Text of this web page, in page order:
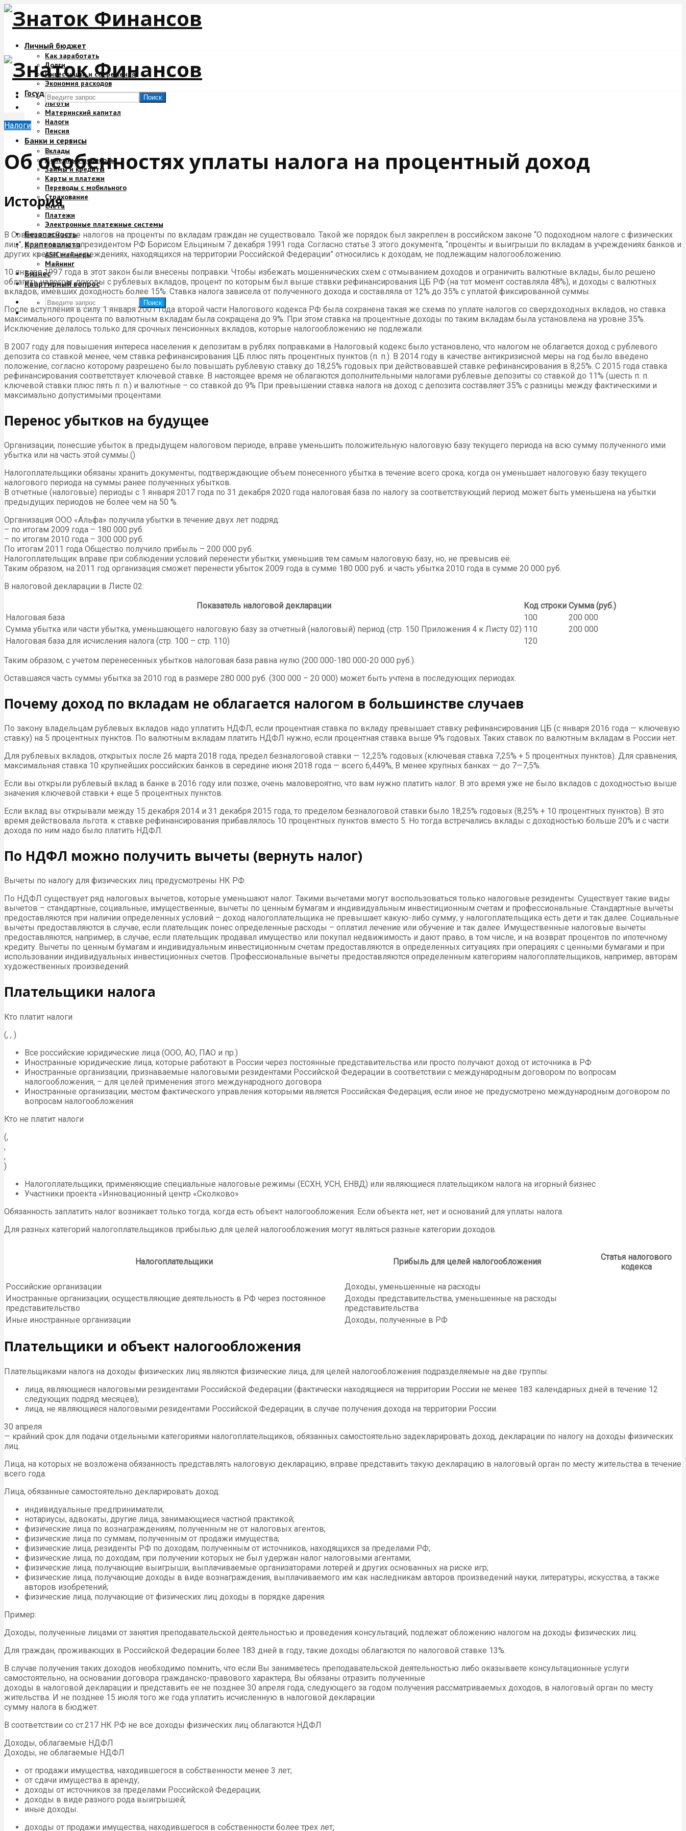
Личный бюджет
Как заработать
Долги
Инвестиции и сбережения
Экономия расходов
Государство и деньги
Льготы
Материнский капитал
Налоги
Пенсия
Банки и сервисы
Вклады
Денежные переводы
Займы и кредиты
Карты и платежи
Переводы с мобильного
Страхование
Счета
Платежи
Электронные платежные системы
Безопасность
Криптовалюта
ASIC майнеры
Майнинг
Бизнес
Квартирный вопрос
Поиск
Поиск
Налоги
Об особенностях уплаты налога на процентный доход
История
В Советском Союзе налогов на проценты по вкладам граждан не существовало. Такой же порядок был закреплен в российском законе “О подоходном налоге с физических
лиц”, подписанным президентом РФ Борисом Ельциным 7 декабря 1991 года. Согласно статье 3 этого документа, “проценты и выигрыши по вкладам в учреждениях банков и
других кредитных учреждениях, находящихся на территории Российской Федерации” относились к доходам, не подлежащим налогообложению.
10 января 1997 года в этот закон были внесены поправки. Чтобы избежать мошеннических схем с отмыванием доходов и ограничить валютные вклады, было решено
облагать налогом: доходы с рублевых вкладов, процент по которым был выше ставки рефинансирования ЦБ РФ (на тот момент составляла 48%), и доходы с валютных
вкладов, имевших доходность более 15%. Ставка налога зависела от полученного дохода и составляла от 12% до 35% с уплатой фиксированной суммы.
После вступления в силу 1 января 2001 года второй части Налогового кодекса РФ была сохранена такая же схема по уплате налогов со сверхдоходных вкладов, но ставка
максимального процента по валютным вкладам была сокращена до 9%. При этом ставка на процентные доходы по таким вкладам была установлена на уровне 35%.
Исключение делалось только для срочных пенсионных вкладов, которые налогообложению не подлежали.
В 2007 году для повышения интереса населения к депозитам в рублях поправками в Налоговый кодекс было установлено, что налогом не облагается доход с рублевого
депозита со ставкой менее, чем ставка рефинансирования ЦБ плюс пять процентных пунктов (п. п.). В 2014 году в качестве антикризисной меры на год было введено
положение, согласно которому разрешено было повышать рублевую ставку до 18,25% годовых при действовавшей ставке рефинансирования в 8,25%. С 2015 года ставка
рефинансирования соответствует ключевой ставке. В настоящее время не облагаются дополнительными налогами рублевые депозиты со ставкой до 11% (шесть п. п.
ключевой ставки плюс пять п. п.) и валютные – со ставкой до 9% При превышении ставка налога на доход с депозита составляет 35% с разницы между фактическими и
максимально допустимыми процентами.
Перенос убытков на будущее
Организации, понесшие убыток в предыдущем налоговом периоде, вправе уменьшить положительную налоговую базу текущего периода на всю сумму полученного ими
убытка или на часть этой суммы.()
Налогоплательщики обязаны хранить документы, подтверждающие объем понесенного убытка в течение всего срока, когда он уменьшает налоговую базу текущего
налогового периода на суммы ранее полученных убытков.
В отчетные (налоговые) периоды с 1 января 2017 года по 31 декабря 2020 года налоговая база по налогу за соответствующий период может быть уменьшена на убытки
предыдущих периодов не более чем на 50 %.
Организация ООО «Альфа» получила убытки в течение двух лет подряд:
– по итогам 2009 года – 180 000 руб.
– по итогам 2010 года – 300 000 руб.
По итогам 2011 года Общество получило прибыль – 200 000 руб.
Налогоплательщик вправе при соблюдении условий перенести убытки, уменьшив тем самым налоговую базу, но, не превысив её.
Таким образом, на 2011 год организация сможет перенести убыток 2009 года в сумме 180 000 руб. и часть убытка 2010 года в сумме 20 000 руб.
В налоговой декларации в Листе 02:
Показатель налоговой декларации
Код строки Сумма (руб.)
Налоговая база
100
200 000
Сумма убытка или части убытка, уменьшающего налоговую базу за отчетный (налоговый) период (стр. 150 Приложения 4 к Листу 02) 110
200 000
Налоговая база для исчисления налога (стр. 100 – стр. 110)
120
Таким образом, с учетом перенесенных убытков налоговая база равна нулю (200 000-180 000-20 000 руб.).
Оставшаяся часть суммы убытка за 2010 год в размере 280 000 руб. (300 000 – 20 000) может быть учтена в последующих периодах.
Почему доход по вкладам не облагается налогом в большинстве случаев
По закону владельцам рублевых вкладов надо уплатить НДФЛ, если процентная ставка по вкладу превышает ставку рефинансирования ЦБ (с января 2016 года — ключевую
ставку) на 5 процентных пунктов. По валютным вкладам платить НДФЛ нужно, если процентная ставка выше 9% годовых. Таких ставок по валютным вкладам в России нет.
Для рублевых вкладов, открытых после 26 марта 2018 года, предел безналоговой ставки — 12,25% годовых (ключевая ставка 7,25% + 5 процентных пунктов). Для сравнения,
максимальная ставка 10 крупнейших российских банков в середине июня 2018 года — всего 6,449%, В менее крупных банках — до 7—7,5%.
Если вы открыли рублевый вклад в банке в 2016 году или позже, очень маловероятно, что вам нужно платить налог. В это время уже не было вкладов с доходностью выше
значения ключевой ставки + еще 5 процентных пунктов.
Если вклад вы открывали между 15 декабря 2014 и 31 декабря 2015 года, то пределом безналоговой ставки было 18,25% годовых (8,25% + 10 процентных пунктов). В это
время действовала льгота: к ставке рефинансирования прибавлялось 10 процентных пунктов вместо 5. Но тогда встречались вклады с доходностью больше 20% и с части
дохода по ним надо было платить НДФЛ.
По НДФЛ можно получить вычеты (вернуть налог)
Вычеты по налогу для физических лиц предусмотрены НК РФ.
По НДФЛ существует ряд налоговых вычетов, которые уменьшают налог. Такими вычетами могут воспользоваться только налоговые резиденты. Существует такие виды
вычетов – стандартные, социальные, имущественные, вычеты по ценным бумагам и индивидуальным инвестиционным счетам и профессиональные. Стандартные вычеты
предоставляются при наличии определенных условий – доход налогоплательщика не превышает какую-либо сумму, у налогоплательщика есть дети и так далее. Социальные
вычеты предоставляются в случае, если плательщик понес определенные расходы – оплатил лечение или обучение и так далее. Имущественные налоговые вычеты
предоставляются, например, в случае, если плательщик продавал имущество или покупал недвижимость и дают право, в том числе, и на возврат процентов по ипотечному
кредиту. Вычеты по ценным бумагам и индивидуальным инвестиционным счетам предоставляются в определенных ситуациях при операциях с ценными бумагами и при
использовании индивидуальных инвестиционных счетов. Профессиональные вычеты предоставляются определенным категориям налогоплательщиков, например, авторам
художественных произведений.
Плательщики налога
Кто платит налоги
(, , )
Все российские юридические лица (ООО, АО, ПАО и пр.)
Иностранные юридические лица, которые работают в России через постоянные представительства или просто получают доход от источника в РФ
Иностранные организации, признаваемые налоговыми резидентами Российской Федерации в соответствии с международным договором по вопросам
налогообложения, – для целей применения этого международного договора
Иностранные организации, местом фактического управления которыми является Российская Федерация, если иное не предусмотрено международным договором по
вопросам налогообложения
Кто не платит налоги
(,
,
,
)
Налогоплательщики, применяющие специальные налоговые режимы (ЕСХН, УСН, ЕНВД) или являющиеся плательщиком налога на игорный бизнес
Участники проекта «Инновационный центр «Сколково»
Обязанность заплатить налог возникает только тогда, когда есть объект налогообложения. Если объекта нет, нет и оснований для уплаты налога.
Для разных категорий налогоплательщиков прибылью для целей налогообложения могут являться разные категории доходов.
Налогоплательщики Прибыль для целей налогообложения
Статья налогового
кодекса
Российские организации
Доходы, уменьшенные на расходы
Иностранные организации, осуществляющие деятельность в РФ через постоянное
представительство
Доходы представительства, уменьшенные на расходы
представительства
Иные иностранные организации
Доходы, полученные в РФ
Плательщики и объект налогообложения
Плательщиками налога на доходы физических лиц являются физические лица, для целей налогообложения подразделяемые на две группы:
лица, являющиеся налоговыми резидентами Российской Федерации (фактически находящиеся на территории России не менее 183 календарных дней в течение 12
следующих подряд месяцев);
лица, не являющиеся налоговыми резидентами Российской Федерации, в случае получения дохода на территории России.
30 апреля
— крайний срок для подачи отдельными категориями налогоплательщиков, обязанных самостоятельно задекларировать доход, декларации по налогу на доходы физических
лиц.
Лица, на которых не возложена обязанность представлять налоговую декларацию, вправе представить такую декларацию в налоговый орган по месту жительства в течение
всего года.
Лица, обязанные самостоятельно декларировать доход:
индивидуальные предприниматели;
нотариусы, адвокаты, другие лица, занимающиеся частной практикой;
физические лица по вознаграждениям, полученным не от налоговых агентов;
физические лица по суммам, полученным от продажи имущества;
физические лица, резиденты РФ по доходам, полученным от источников, находящихся за пределами РФ;
физические лица, по доходам, при получении которых не был удержан налог налоговыми агентами;
физические лица, получающие выигрыши, выплачиваемые организаторами лотерей и других основанных на риске игр;
физические лица, получающие доходы в виде вознаграждения, выплачиваемого им как наследникам авторов произведений науки, литературы, искусства, а также
авторов изобретений;
физические лица, получающие от физических лиц доходы в порядке дарения.
Пример:
Доходы, полученные лицами от занятия преподавательской деятельностью и проведения консультаций, подлежат обложению налогом на доходы физических лиц.
Для граждан, проживающих в Российской Федерации более 183 дней в году, такие доходы облагаются по налоговой ставке 13%.
В случае получения таких доходов необходимо помнить, что если Вы занимаетесь преподавательской деятельностью либо оказываете консультационные услуги
самостоятельно, на основании договора гражданско-правового характера, Вы обязаны отразить полученные
доходы в налоговой декларации и представить ее не позднее 30 апреля года, следующего за годом получения рассматриваемых доходов, в налоговый орган по месту
жительства. И не позднее 15 июля того же года уплатить исчисленную в налоговой декларации
сумму налога в бюджет.
В соответствии со ст.217 НК РФ не все доходы физических лиц облагаются НДФЛ
Доходы, облагаемые НДФЛ
Доходы, не облагаемые НДФЛ
от продажи имущества, находившегося в собственности менее 3 лет;
от сдачи имущества в аренду;
доходы от источников за пределами Российской Федерации;
доходы в виде разного рода выигрышей;
иные доходы.
доходы от продажи имущества, находившегося в собственности более трех лет;